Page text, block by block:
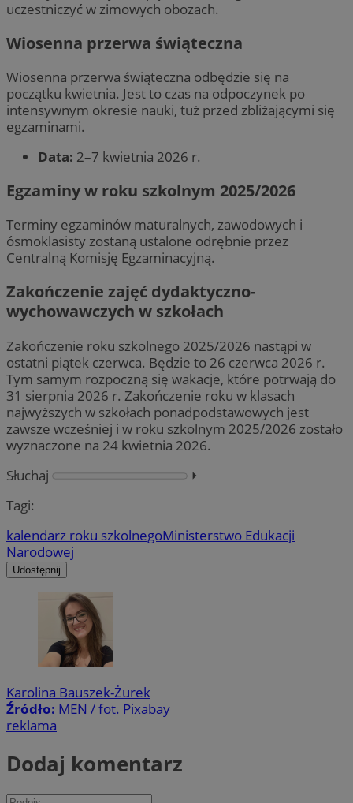
uczestniczyć w zimowych obozach.
Wiosenna przerwa świąteczna
Wiosenna przerwa świąteczna odbędzie się na
początku kwietnia. Jest to czas na odpoczynek po
intensywnym okresie nauki, tuż przed zbliżającymi się
egzaminami.
Data: 2–7 kwietnia 2026 r.
Egzaminy w roku szkolnym 2025/2026
Terminy egzaminów maturalnych, zawodowych i
ósmoklasisty zostaną ustalone odrębnie przez
Centralną Komisję Egzaminacyjną.
Zakończenie zajęć dydaktyczno-
wychowawczych w szkołach
Zakończenie roku szkolnego 2025/2026 nastąpi w
ostatni piątek czerwca. Będzie to 26 czerwca 2026 r.
Tym samym rozpoczną się wakacje, które potrwają do
31 sierpnia 2026 r. Zakończenie roku w klasach
najwyższych w szkołach ponadpodstawowych jest
zawsze wcześniej i w roku szkolnym 2025/2026 zostało
wyznaczone na 24 kwietnia 2026.
Słuchaj
⏵︎
Tagi:
kalendarz roku szkolnegoMinisterstwo Edukacji
Narodowej
Udostępnij
Karolina Bauszek-Żurek
Źródło: MEN / fot. Pixabay
reklama
Dodaj komentarz